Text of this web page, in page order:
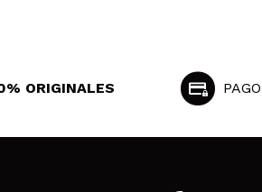
ORIGINALES PAGO